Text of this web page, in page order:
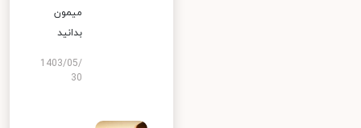
میمون
بدانید
1403/05/
30